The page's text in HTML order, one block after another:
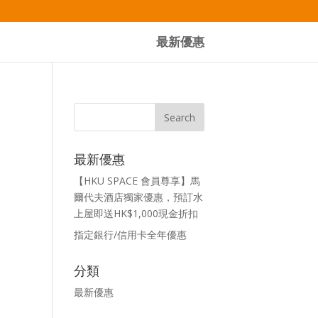
最新優惠
最新優惠
【HKU SPACE 會員尊享】馬
爾代夫酒店獨家優惠，預訂水
上屋即送HK$1,000現金折扣
指定銀行/信用卡全年優惠
分類
最新優惠